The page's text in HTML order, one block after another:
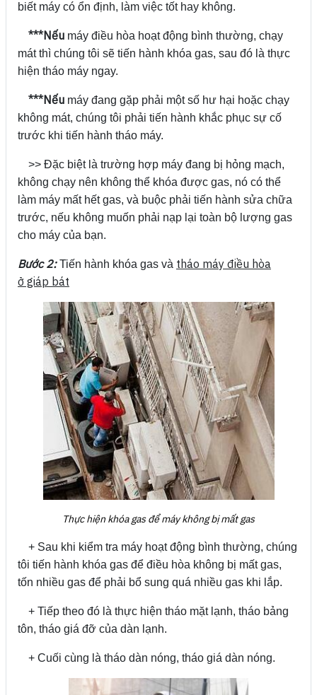
biết máy có ổn định, làm việc tốt hay không.
***Nếu máy điều hòa hoạt động bình thường, chạy
mát thì chúng tôi sẽ tiến hành khóa gas, sau đó là thực
hiện tháo máy ngay.
***Nếu máy đang gặp phải một số hư hại hoặc chạy
không mát, chúng tôi phải tiến hành khắc phục sự cố
trước khi tiến hành tháo máy.
>> Đặc biệt là trường hợp máy đang bị hỏng mạch,
không chạy nên không thể khóa được gas, nó có thể
làm máy mất hết gas, và buộc phải tiến hành sửa chữa
trước, nếu không muốn phải nạp lại toàn bộ lượng gas
cho máy của bạn.
Bước 2:Tiến hành khóa gas và tháo máy điều hòa
ở giáp bát
Thực hiện khóa gas để máy không bị mất gas
+ Sau khi kiểm tra máy hoạt động bình thường, chúng
tôi tiến hành khóa gas để điều hòa không bị mất gas,
tốn nhiều gas để phải bổ sung quá nhiều gas khi lắp.
+ Tiếp theo đó là thực hiện tháo mặt lạnh, tháo bảng
tôn, tháo giá đỡ của dàn lạnh.
+ Cuối cùng là tháo dàn nóng, tháo giá dàn nóng.